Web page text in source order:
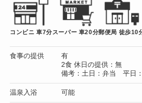
コンビニ 車7分 スーパー 車20分郵便局 徒歩10
食事の提供
有
2食 休日の提供：無
備考：土日：弁当 平日
温泉入浴 可能